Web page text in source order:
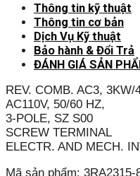
Thông tin kỹ thuật
Thông tin cơ bản
Dịch Vụ Kỹ thuật
Bảo hành & Đổi Trả
ĐÁNH GIÁ SẢN
REV. COMB. AC3, 3KW/
AC110V, 50/60 HZ,
3-POLE, SZ S00
SCREW TERMINAL
ELECTR. AND MECH.
Mã sản phẩm: 3RA2315-